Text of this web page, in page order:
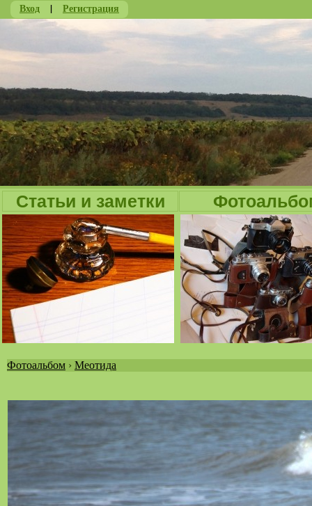
Вход | Регистрация
Статьи и заметки
здесь
Фотоальбом › Меотида